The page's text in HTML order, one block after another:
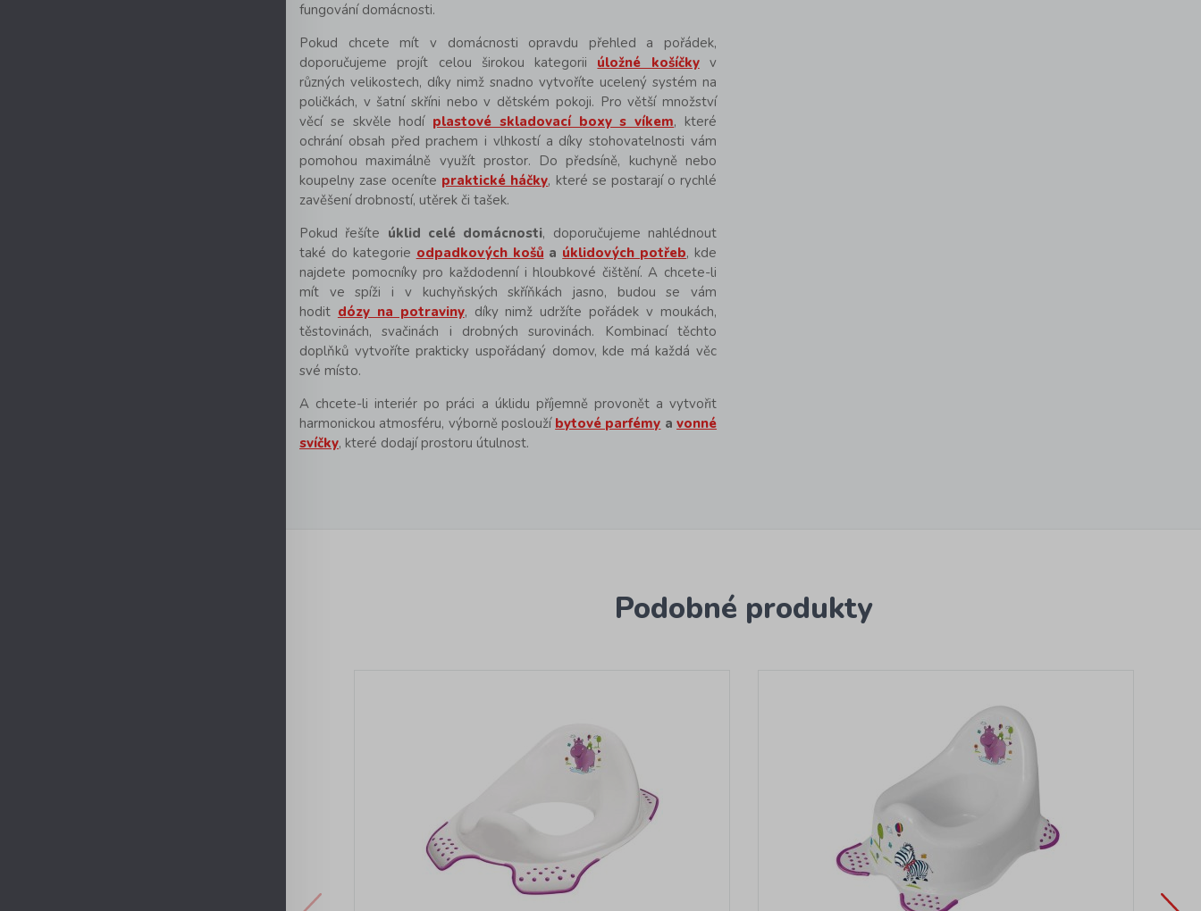
fungování domácnosti.
Pokud chcete mít v domácnosti opravdu přehled a pořádek,
doporučujeme projít celou širokou kategorii
úložné košíčky v
různých velikostech, díky nimž snadno vytvoříte ucelený systém na
poličkách, v šatní skříni nebo v dětském pokoji. Pro větší množství
věcí se skvěle hodí plastové skladovací boxy s víkem, které
ochrání obsah před prachem i vlhkostí a díky stohovatelnosti vám
pomohou maximálně využít prostor. Do předsíně, kuchyně nebo
koupelny zase oceníte praktické háčky, které se postarají o rychlé
zavěšení drobností, utěrek či tašek.
Pokud řešíte úklid celé domácnosti, doporučujeme nahlédnout
také do kategorie odpadkových košů a úklidových potřeb, kde
najdete pomocníky pro každodenní i hloubkové čištění. A chcete-li
mít ve spíži i v kuchyňských skříňkách jasno, budou se vám
hodit dózy na potraviny, díky nimž udržíte pořádek v moukách,
těstovinách, svačinách i drobných surovinách. Kombinací těchto
doplňků vytvoříte prakticky uspořádaný domov, kde má každá věc
své místo.
A chcete-li interiér po práci a úklidu příjemně provonět a vytvořit
harmonickou atmosféru, výborně poslouží bytové parfémy a vonné
svíčky, které dodají prostoru útulnost.
Podobné produkty